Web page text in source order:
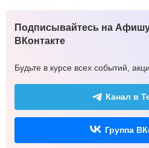
Подписывайтесь на Афишу
ВКонтакте
Будьте в курсе всех событий,
Канал в
Группа